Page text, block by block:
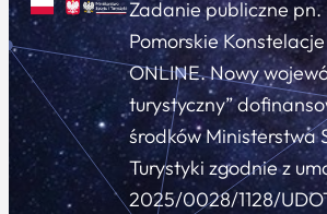
Zadanie publiczne pn.
Pomorskie
ONLINE. Nowy
turystyczny”
środków Ministerstwa
Turystyki zgodnie z
2025/0028/1128/